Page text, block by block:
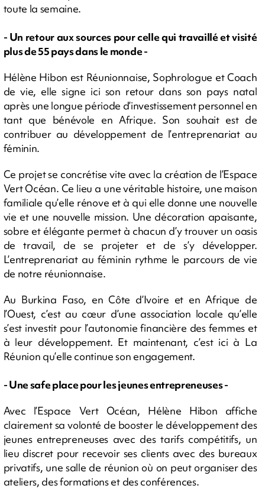
toute la semaine.
- Un retour aux sources pour celle qui travaillé et visité
plus de 55 pays dans le monde -
Hélène Hibon est Réunionnaise, Sophrologue et Coach
de vie, elle signe ici son retour dans son pays natal
après une longue période d’investissement personnel en
tant que bénévole en Afrique. Son souhait est de
contribuer au développement de l’entreprenariat au
féminin.
Ce projet se concrétise vite avec la création de l’Espace
Vert Océan. Ce lieu a une véritable histoire, une maison
familiale qu’elle rénove et à qui elle donne une nouvelle
vie et une nouvelle mission. Une décoration apaisante,
sobre et élégante permet à chacun d’y trouver un oasis
de travail, de se projeter et de s’y développer.
L’entreprenariat au féminin rythme le parcours de vie
de notre réunionnaise.
Au Burkina Faso, en Côte d’Ivoire et en Afrique de
l’Ouest, c’est au cœur d’une association locale qu’elle
s’est investit pour l’autonomie financière des femmes et
à leur développement. Et maintenant, c’est ici à La
Réunion qu’elle continue son engagement.
- Une safe place pour les jeunes entrepreneuses -
Avec l’Espace Vert Océan, Hélène Hibon affiche
clairement sa volonté de booster le développement des
jeunes entrepreneuses avec des tarifs compétitifs, un
lieu discret pour recevoir ses clients avec des bureaux
privatifs, une salle de réunion où on peut organiser des
ateliers, des formations et des conférences.